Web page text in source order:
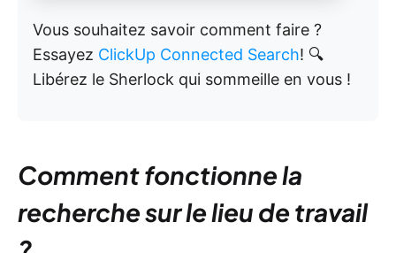
Vous souhaitez savoir comment faire ?
Essayez ClickUp Connected Search! 🔍
Libérez le Sherlock qui sommeille en vous !
Comment fonctionne la
recherche sur le lieu de travail